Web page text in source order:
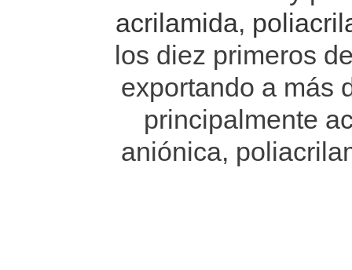
acrilamida,
los diez primeros
exportando a más
principalmente
aniónica,